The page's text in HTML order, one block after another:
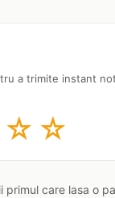
a trimite instant
☆ ☆
primul care lasa o